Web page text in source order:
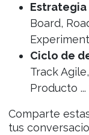
Board,
Ciclo de
Track
Producto
Comparte
tus